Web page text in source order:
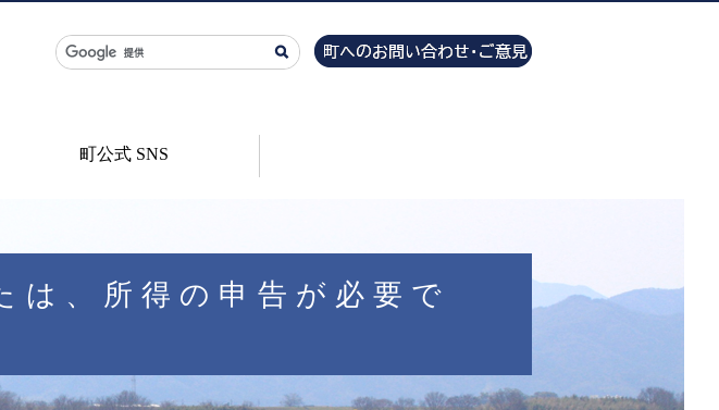
町公式 SNS
は、所得の申告が必要で